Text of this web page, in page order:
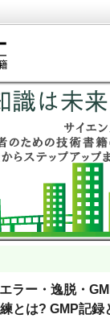
ラー・逸脱・
とは? GMP記録